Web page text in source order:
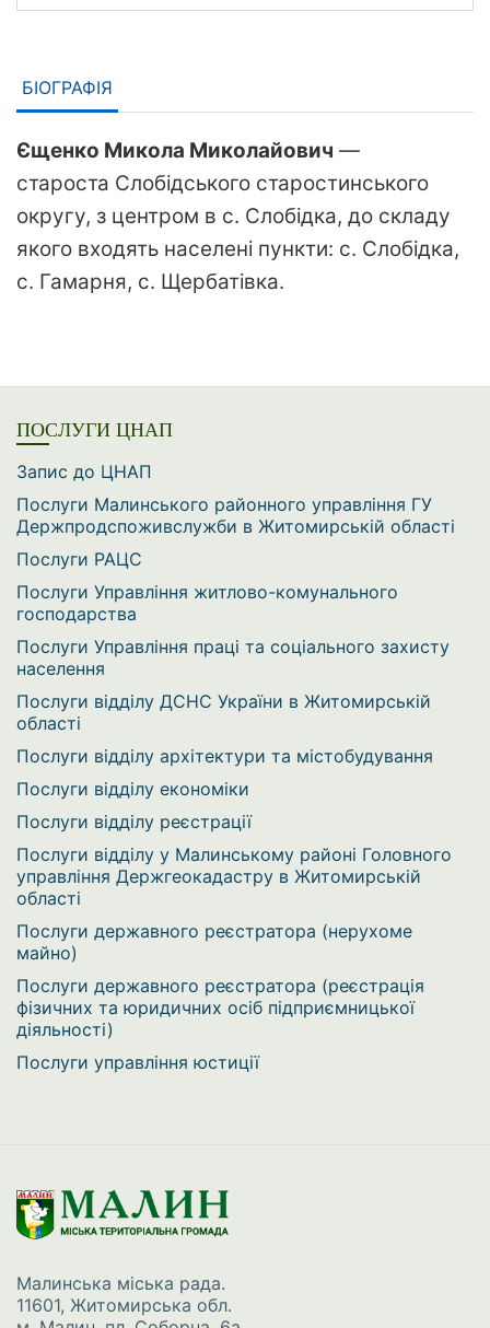
БІОГРАФІЯ
Єщенко Микола Миколайович —
староста Слобідського старостинського
округу, з центром в с. Слобідка, до складу
якого входять населені пункти: с. Слобідка,
с. Гамарня, с. Щербатівка.
ПОСЛУГИ ЦНАП
Запис до ЦНАП
Послуги Малинського районного управління ГУ
Держпродспоживслужби в Житомирській області
Послуги РАЦС
Послуги Управління житлово-комунального
господарства
Послуги Управління праці та соціального захисту
населення
Послуги відділу ДСНС України в Житомирській
області
Послуги відділу архітектури та містобудування
Послуги відділу економіки
Послуги відділу реєстрації
Послуги відділу у Малинському районі Головного
управління Держгеокадастру в Житомирській
області
Послуги державного реєстратора (нерухоме
майно)
Послуги державного реєстратора (реєстрація
фізичних та юридичних осіб підприємницької
діяльності)
Послуги управління юстиції
Малинська міська рада.
11601, Житомирська обл.